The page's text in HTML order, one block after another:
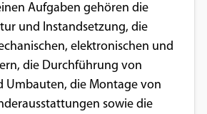
Aufgaben gehören die
und Instandsetzung, die
elektronischen und
die Durchführung von
Umbauten, die Montage von
sowie die